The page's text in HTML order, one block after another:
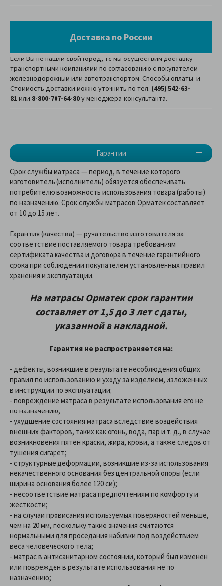
Гарантии
Доставка по России
Если Вы не нашли свой город, то мы осуществим доставку
транспортными компаниями по согласованию с покупателем
железнодорожным или автотранспортом. Способы оплаты и
Стоимость доставки можно уточнить по тел. (495) 542-63-
81или 8-800-707-64-80у менеджера-консультанта.
Срок службы матраса — период, в течение которого
изготовитель (исполнитель) обязуется обеспечивать
потребителю возможность использования товара (работы)
по назначению. Срок службы матрасов Орматек составляет
от 10 до 15 лет.
Гарантия (качества) — ручательство изготовителя за
соответствие поставляемого товара требованиям
сертификата качества и договора в течение гарантийного
срока при соблюдении покупателем установленных правил
хранения и эксплуатации.
На матрасы Орматексрок гарантии
составляет от 1,5 до 3 лет с даты,
указанной в накладной.
Гарантия не распространяется на:
- дефекты, возникшие в результате несоблюдения общих
правил по использованию и уходу за изделием, изложенных
в инструкции по эксплуатации;
- повреждение матраса в результате использования его не
по назначению;
- ухудшение состояния матраса вследствие воздействия
внешних факторов, таких как огонь, вода, пар и т. д., в случае
возникновения пятен краски, жира, крови, а также следов от
тушения сигарет;
- структурные деформации, возникшие из-за использования
некачественного основания без центральной опоры (если
ширина основания более 120 см);
- несоответствие матраса предпочтениям по комфорту и
жесткости;
- на случаи провисания используемых поверхностей меньше,
чем на 20 мм, поскольку такие значения считаются
нормальными для проседания набивки под воздействием
веса человеческого тела;
- матрас в антисанитарном состоянии, который был изменен
или поврежден в результате использования не по
назначению;